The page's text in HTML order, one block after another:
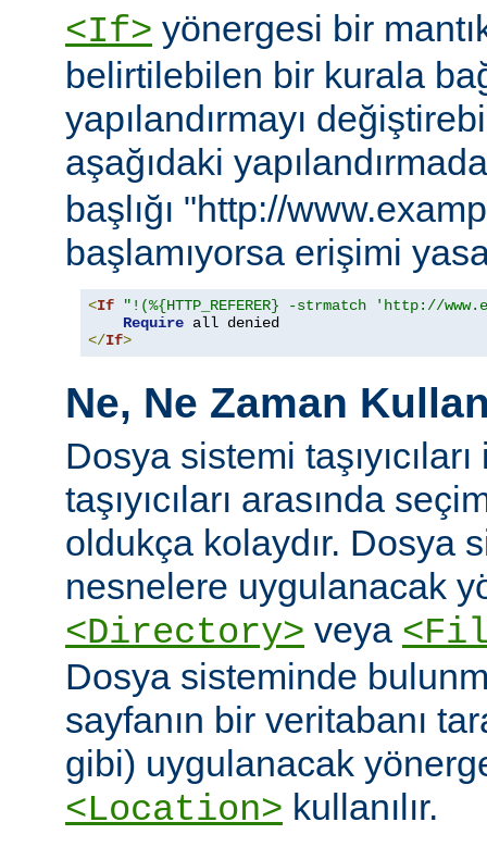
<If> yönergesi bir
belirtilebilen bir kurala
yapılandırmayı
aşağıdaki
başlığı "http://
başlamıyorsa erişimi
<If
"!(%{HTTP_REFERER} -strmatch 'http://
Require
</If>
Ne, Ne Zaman
Dosya sistemi
taşıyıcıları arasında
oldukça kolaydır. Dosya
nesnelere uygulanacak
<Directory> veya
Dosya sisteminde
sayfanın bir veritabanı
gibi) uygulanacak
<Location> kullanılır.